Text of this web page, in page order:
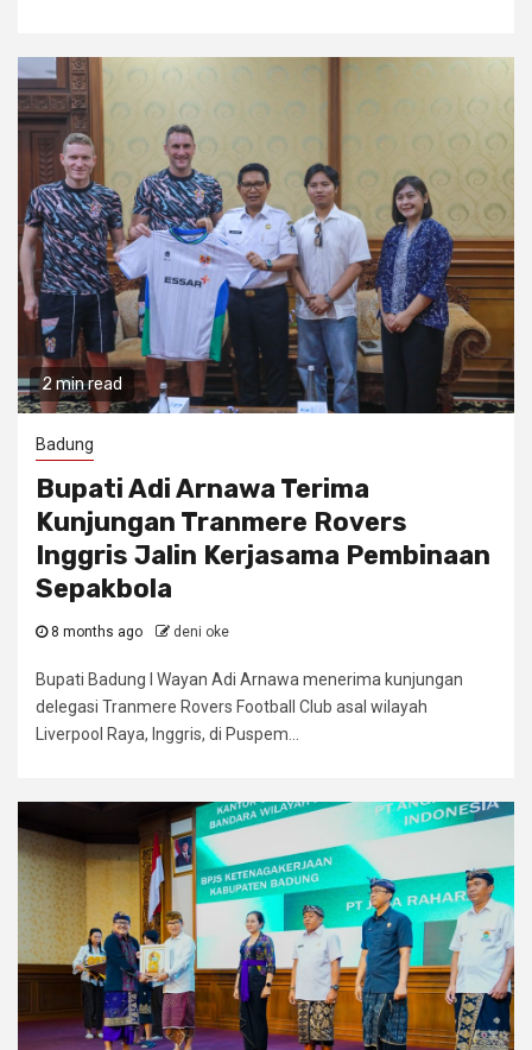
2 min read
Badung
Bupati Adi Arnawa Terima
Kunjungan Tranmere Rovers
Inggris Jalin Kerjasama Pembinaan
Sepakbola
8 months ago deni oke
Bupati Badung I Wayan Adi Arnawa menerima kunjungan
delegasi Tranmere Rovers Football Club asal wilayah
Liverpool Raya, Inggris, di Puspem...